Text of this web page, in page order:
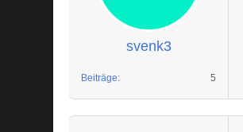
svenk3
Beiträge 5